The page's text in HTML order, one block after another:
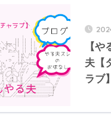
【
夫【
ラブ】